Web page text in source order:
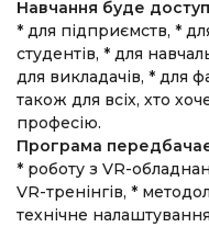
Навчання буде
* для підприємств, *
студентів, * для
для викладачів, * для
також для всіх, хто
професію.
Програма
* роботу з VR-
VR-тренінгів, *
технічне